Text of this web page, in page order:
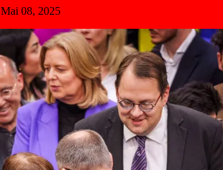
Mai 08, 2025